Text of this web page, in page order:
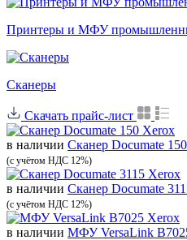
Принтеры и МФУ
Сканеры
Скачать прайс-лист
в наличии Сканер Documate
(с учётом НДС 12%)
в наличии Сканер Documate
(с учётом НДС 12%)
в наличии МФУ VersaLink